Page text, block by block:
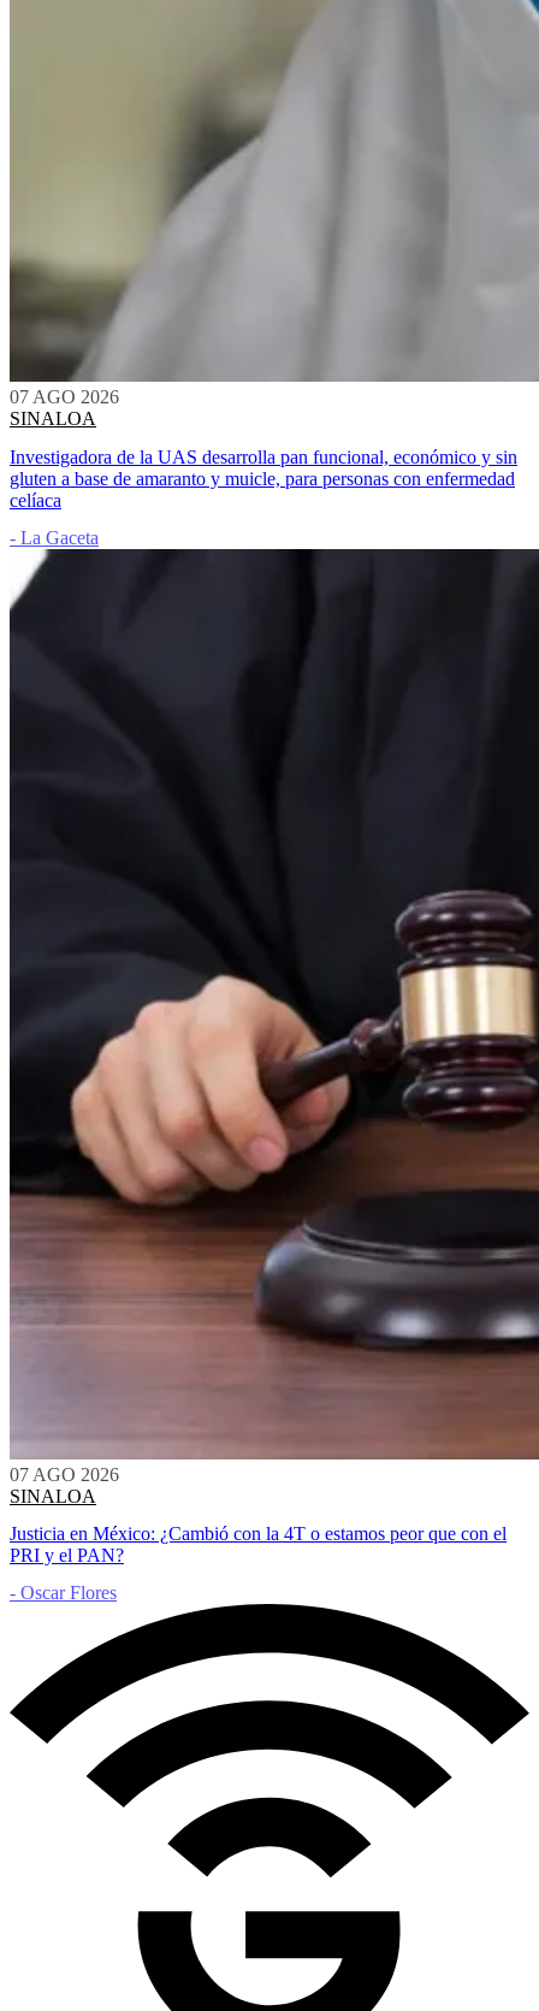
07 AGO 2026
SINALOA
Investigadora de la UAS desarrolla pan funcional, económico y sin
gluten a base de amaranto y muicle, para personas con enfermedad
celíaca
- La Gaceta
07 AGO 2026
SINALOA
Justicia en México: ¿Cambió con la 4T o estamos peor que con el
PRI y el PAN?
- Oscar Flores